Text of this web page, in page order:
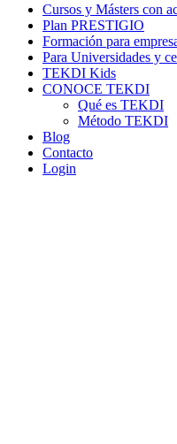
Cursos y Másters con
Plan PRESTIGIO
Formación para
Para Universidades y
TEKDI Kids
CONOCE TEKDI
Qué es TEKDI
Método TEKDI
Blog
Contacto
Login